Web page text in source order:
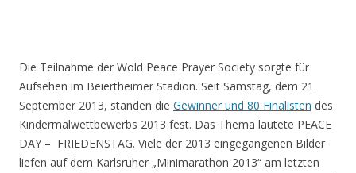
Die Teilnahme der Wold Peace Prayer Society sorgte für
Aufsehen im Beiertheimer Stadion. Seit Samstag, dem 21.
September 2013, standen die Gewinner und 80 Finalisten des
Kindermalwettbewerbs 2013 fest. Das Thema lautete PEACE
DAY – FRIEDENSTAG. Viele der 2013 eingegangenen Bilder
liefen auf dem Karlsruher „Minimarathon 2013“ am letzten